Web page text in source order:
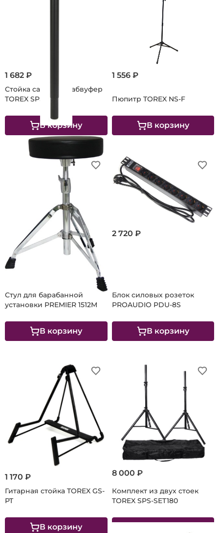
Стойка сателлит-сабвуфер
TOREX SPS-POLE-2
1 682 ₽
В корзину
Пюпитр TOREX NS-F
1 556 ₽
В корзину
Стул для барабанной
установки PREMIER 1512M
В корзину
Блок силовых розеток
PROAUDIO PDU-8S
2 720 ₽
В корзину
Гитарная стойка TOREX GS-
PT
1 170 ₽
В корзину
Комплект из двух стоек
TOREX SPS-SET180
8 000 ₽